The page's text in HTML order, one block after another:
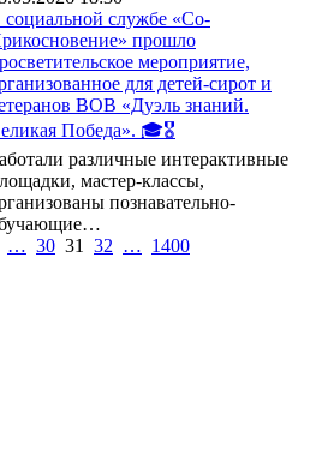
службе «Со-
прошло
мероприятие,
для детей-сирот и
ВОВ «Дуэль знаний.
Победа». 🎓🎖️
различные интерактивные
мастер-классы,
познавательно-
… 30 31 32 … 1400